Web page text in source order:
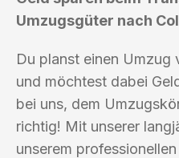
Umzugsgüter nach
Du planst einen Umzug
und möchtest dabei
bei uns, dem
richtig! Mit unserer
unserem